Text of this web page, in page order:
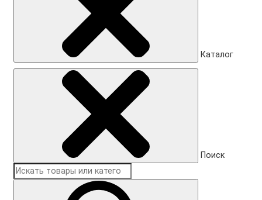
Каталог
Поиск